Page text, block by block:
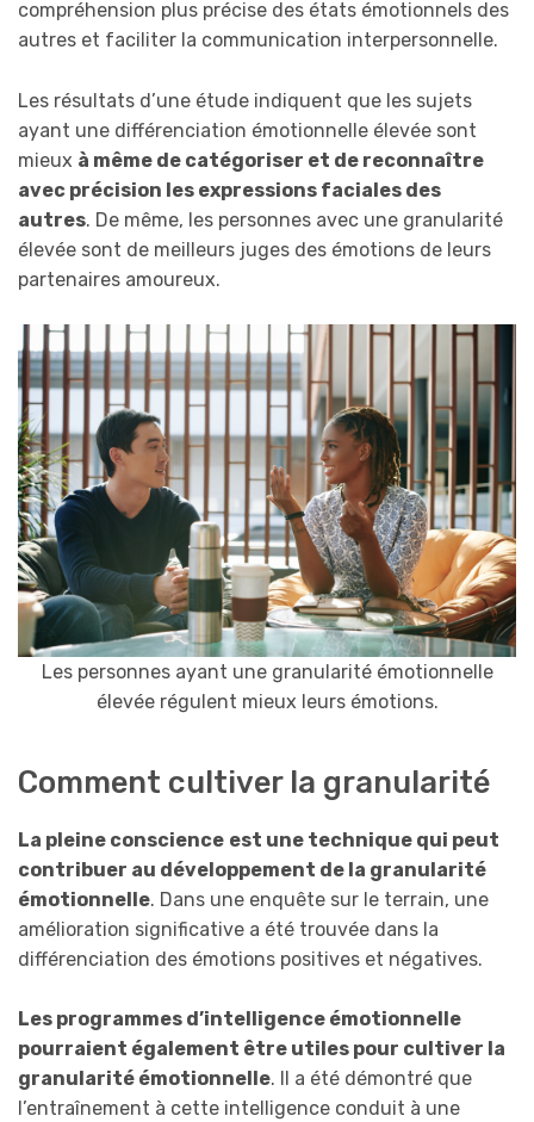
compréhension plus précise des états émotionnels des
autres et faciliter la communication interpersonnelle.
Les résultats d’une étude indiquent que les sujets
ayant une différenciation émotionnelle élevée sont
mieux à même de catégoriser et de reconnaître
avec précision les expressions faciales des
autres. De même, les personnes avec une granularité
élevée sont de meilleurs juges des émotions de leurs
partenaires amoureux.
Les personnes ayant une granularité émotionnelle
élevée régulent mieux leurs émotions.
Comment cultiver la granularité
La pleine conscience est une technique qui peut
contribuer au développement de la granularité
émotionnelle. Dans une enquête sur le terrain, une
amélioration significative a été trouvée dans la
différenciation des émotions positives et négatives.
Les programmes d’intelligence émotionnelle
pourraient également être utiles pour cultiver la
granularité émotionnelle. Il a été démontré que
l’entraînement à cette intelligence conduit à une